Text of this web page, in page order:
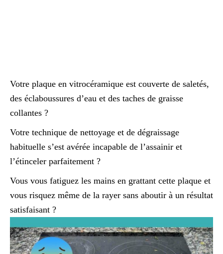
Votre plaque en vitrocéramique est couverte de saletés,
des éclaboussures d’eau et des taches de graisse
collantes ?
Votre technique de nettoyage et de dégraissage
habituelle s’est avérée incapable de l’assainir et
l’étinceler parfaitement ?
Vous vous fatiguez les mains en grattant cette plaque et
vous risquez même de la rayer sans aboutir à un résultat
satisfaisant ?